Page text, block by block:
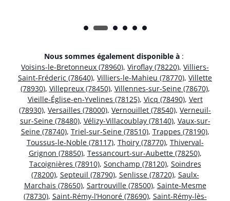
Nous sommes également disponible à :
Voisins-le-Bretonneux (78960), Viroflay (78220), Villiers-
Saint-Fréderic (78640), Villiers-le-Mahieu (78770), Villette
(78930), Villepreux (78450), Villennes-sur-Seine (78670),
Vieille-Église-en-Yvelines (78125), Vicq (78490), Vert
(78930), Versailles (78000), Vernouillet (78540), Verneuil-
sur-Seine (78480), Vélizy-Villacoublay (78140), Vaux-sur-
Seine (78740), Triel-sur-Seine (78510), Trappes (78190),
Toussus-le-Noble (78117), Thoiry (78770), Thiverval-
Grignon (78850), Tessancourt-sur-Aubette (78250),
Tacoignières (78910), Sonchamp (78120), Soindres
(78200), Septeuil (78790), Senlisse (78720), Saulx-
Marchais (78650), Sartrouville (78500), Sainte-Mesme
(78730), Saint-Rémy-l’Honoré (78690), Saint-Rémy-lès-